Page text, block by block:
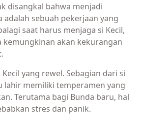
disangkal bahwa menjadi
adalah sebuah pekerjaan yang
saat harus menjaga si Kecil,
kemungkinan akan kekurangan
yang rewel. Sebagian dari si
lahir memiliki temperamen yang
Terutama bagi Bunda baru, hal
stres dan panik.